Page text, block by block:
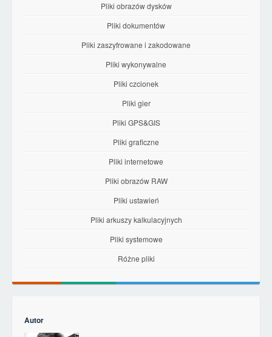
Pliki obrazów dysków
Pliki dokumentów
Pliki zaszyfrowane i zakodowane
Pliki wykonywalne
Pliki czcionek
Pliki gier
Pliki GPS&GIS
Pliki graficzne
Pliki internetowe
Pliki obrazów RAW
Pliki ustawień
Pliki arkuszy kalkulacyjnych
Pliki systemowe
Różne pliki
Autor